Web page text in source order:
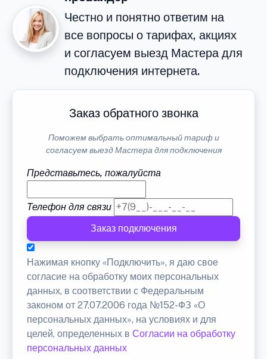
Честно и понятно ответим на
все вопросы о тарифах, акциях
и согласуем выезд Мастера для
подключения интернета.
Заказ обратного звонка
Поможем выбрать оптимальный тариф и
согласуем выезд Мастера для подключения
Представьтесь, пожалуйста
Телефон для связи
Заказ подключения
Нажимая кнопку «Подключить», я даю свое
согласие на обработку моих персональных
данных, в соответствии с Федеральным
законом от 27.07.2006 года №152-ФЗ «О
персональных данных», на условиях и для
целей, определенных в Согласии на обработку
персональных данных